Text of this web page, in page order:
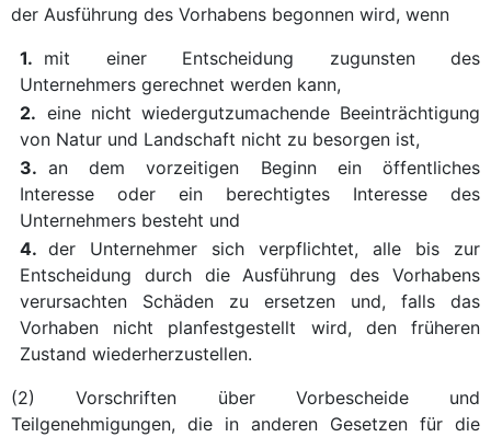
der Ausführung des Vorhabens begonnen wird, wenn
1. mit einer Entscheidung zugunsten des
Unternehmers gerechnet werden kann,
2. eine nicht wiedergutzumachende Beeinträchtigung
von Natur und Landschaft nicht zu besorgen ist,
3. an dem vorzeitigen Beginn ein öffentliches
Interesse oder ein berechtigtes Interesse des
Unternehmers besteht und
4. der Unternehmer sich verpflichtet, alle bis zur
Entscheidung durch die Ausführung des Vorhabens
verursachten Schäden zu ersetzen und, falls das
Vorhaben nicht planfestgestellt wird, den früheren
Zustand wiederherzustellen.
(2) Vorschriften über Vorbescheide und
Teilgenehmigungen, die in anderen Gesetzen für die